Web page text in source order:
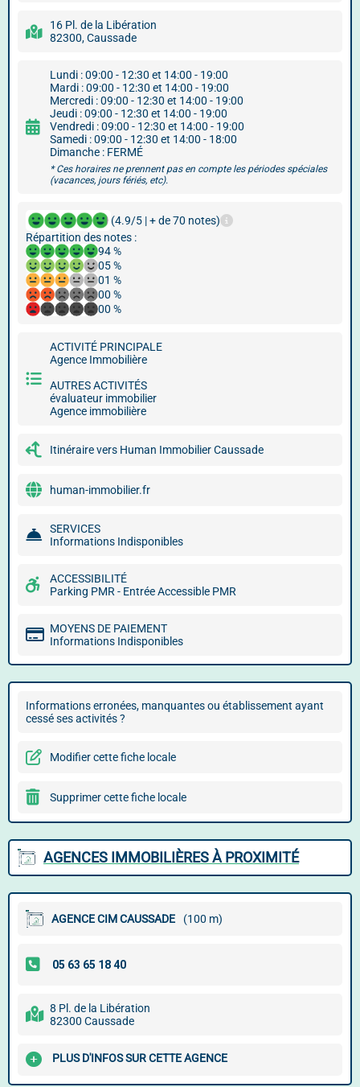
16 Pl. de la Libération
82300, Caussade
Lundi : 09:00 - 12:30 et 14:00 - 19:00
Mardi : 09:00 - 12:30 et 14:00 - 19:00
Mercredi : 09:00 - 12:30 et 14:00 - 19:00
Jeudi : 09:00 - 12:30 et 14:00 - 19:00
Vendredi : 09:00 - 12:30 et 14:00 - 19:00
Samedi : 09:00 - 12:30 et 14:00 - 18:00
Dimanche : FERMÉ
* Ces horaires ne prennent pas en compte les périodes spéciales
(vacances, jours fériés, etc).
(4.9/5 | + de 70 notes)
Répartition des notes :
94 %
05 %
01 %
00 %
00 %
ACTIVITÉ PRINCIPALE
Agence Immobilière
AUTRES ACTIVITÉS
évaluateur immobilier
Agence immobilière
Itinéraire vers Human Immobilier Caussade
human-immobilier.fr
SERVICES
Informations Indisponibles
ACCESSIBILITÉ
Parking PMR - Entrée Accessible PMR
MOYENS DE PAIEMENT
Informations Indisponibles
Informations erronées, manquantes ou établissement ayant
cessé ses activités ?
Modifier cette fiche locale
Supprimer cette fiche locale
AGENCES IMMOBILIÈRES À PROXIMITÉ
AGENCE CIM CAUSSADE (100 m)
8 Pl. de la Libération
82300 Caussade
PLUS D'INFOS SUR CETTE AGENCE